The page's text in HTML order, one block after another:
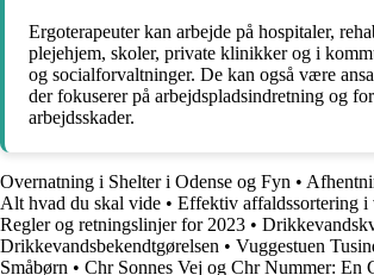
Ergoterapeuter kan arbejde på hospitaler,
plejehjem, skoler, private klinikker og i
og socialforvaltninger. De kan også være
der fokuserer på arbejdspladsindretning og
arbejdsskader.
Overnatning i Shelter i Odense og Fyn •
Alt hvad du skal vide • Effektiv affaldssortering i
Regler og retningslinjer for 2023 •
Drikkevandsbekendtgørelsen • Vuggestuen
Småbørn • Chr Sonnes Vej og Chr Nummer: En